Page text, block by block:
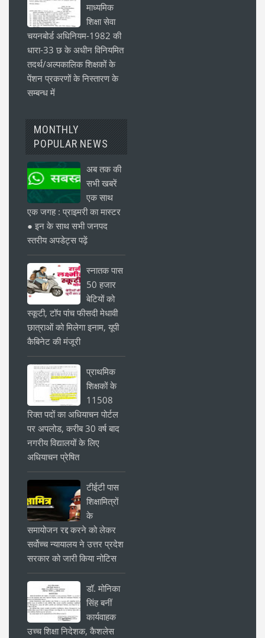
माध्यमिक
शिक्षा सेवा
चयनबोर्ड अधिनियम-1982 की
धारा-33 छ के अधीन विनियमित
तदर्थ/अल्पकालिक शिक्षकों के
पेंशन प्रकरणों के निस्तारण के
सम्बन्ध में
MONTHLY
POPULAR NEWS
अब तक की
सभी खबरें
एक साथ
एक जगह : प्राइमरी का मास्टर
● इन के साथ सभी जनपद
स्तरीय अपडेट्स पढ़ें
स्नातक पास
50 हजार
बेटियों को
स्कूटी, टॉप पांच फीसदी मेधावी
छात्राओं को मिलेगा इनाम, यूपी
कैबिनेट की मंजूरी
प्राथमिक
शिक्षकों के
11508
रिक्त पदों का अधियाचन पोर्टल
पर अपलोड, करीब 30 वर्ष बाद
नगरीय विद्यालयों के लिए
अधियाचन प्रेषित
टीईटी पास
शिक्षामित्रों
के
समायोजन रद्द करने को लेकर
सर्वोच्च न्यायालय ने उत्तर प्रदेश
सरकार को जारी किया नोटिस
डॉ. मोनिका
सिंह बनीं
कार्यवाहक
उच्च शिक्षा निदेशक, कैशलेस